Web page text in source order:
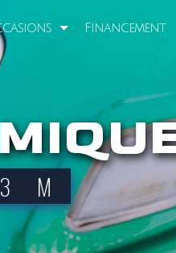
Financement
M